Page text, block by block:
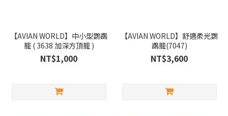
【AVIAN WORLD】中小型鸚鵡
籠 ( 3638 加深方頂籠 )
NT$1,000
【AVIAN WORLD】舒適柔光鸚
鵡籠(7047)
NT$3,600